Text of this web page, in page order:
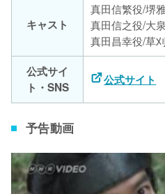
キャスト
真田信繁役/堺
真田信之役/大
真田昌幸役/草
公式サイ
ト・SNS
公式サイト
予告動画